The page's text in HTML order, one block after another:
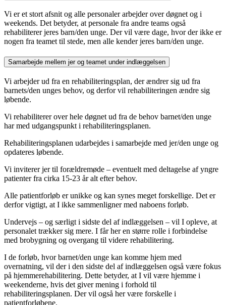
Vi er et stort afsnit og alle personaler arbejder over døgnet og i
weekends. Det betyder, at personale fra andre teams også
rehabiliterer jeres barn/den unge. Der vil være dage, hvor der ikke er
nogen fra teamet til stede, men alle kender jeres barn/den unge.
Samarbejde mellem jer og teamet under indlæggelsen
Vi arbejder ud fra en rehabiliteringsplan, der ændrer sig ud fra
barnets/den unges behov, og derfor vil rehabiliteringen ændre sig
løbende.
Vi rehabiliterer over hele døgnet ud fra de behov barnet/den unge
har med udgangspunkt i rehabiliteringsplanen.
Rehabiliteringsplanen udarbejdes i samarbejde med jer/den unge og
opdateres løbende.
Vi inviterer jer til forældremøde – eventuelt med deltagelse af yngre
patienter fra cirka 15-23 år alt efter behov.
Alle patientforløb er unikke og kan synes meget forskellige. Det er
derfor vigtigt, at I ikke sammenligner med naboens forløb.
Undervejs – og særligt i sidste del af indlæggelsen – vil I opleve, at
personalet trækker sig mere. I får her en større rolle i forbindelse
med brobygning og overgang til videre rehabilitering.
I de forløb, hvor barnet/den unge kan komme hjem med
overnatning, vil der i den sidste del af indlæggelsen også være fokus
på hjemmerehabilitering. Dette betyder, at I vil være hjemme i
weekenderne, hvis det giver mening i forhold til
rehabiliteringsplanen. Der vil også her være forskelle i
patientforløbene.